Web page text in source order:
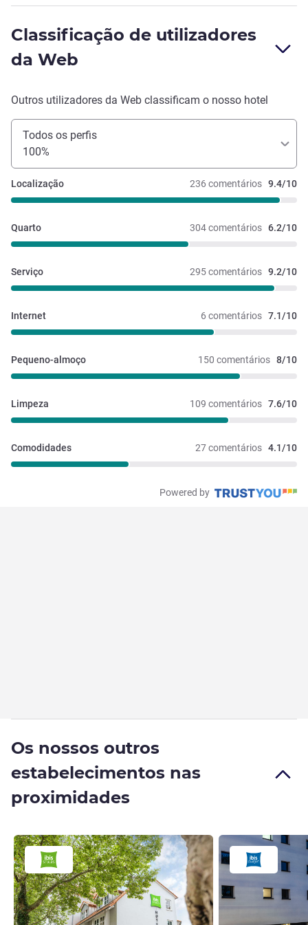
Classificação de utilizadores
da Web
Outros utilizadores da Web classificam o nosso hotel
Todos os perfis
100%
236 comentários 9.4/10
Localização
304 comentários 6.2/10
Quarto
295 comentários 9.2/10
Serviço
6 comentários 7.1/10
Internet
150 comentários 8/10
Pequeno-almoço
109 comentários 7.6/10
Limpeza
27 comentários 4.1/10
Comodidades
Powered by
Os nossos outros
estabelecimentos nas
proximidades